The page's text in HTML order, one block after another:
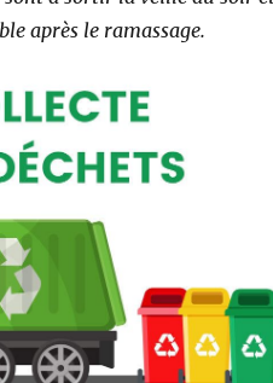
après le ramassage.